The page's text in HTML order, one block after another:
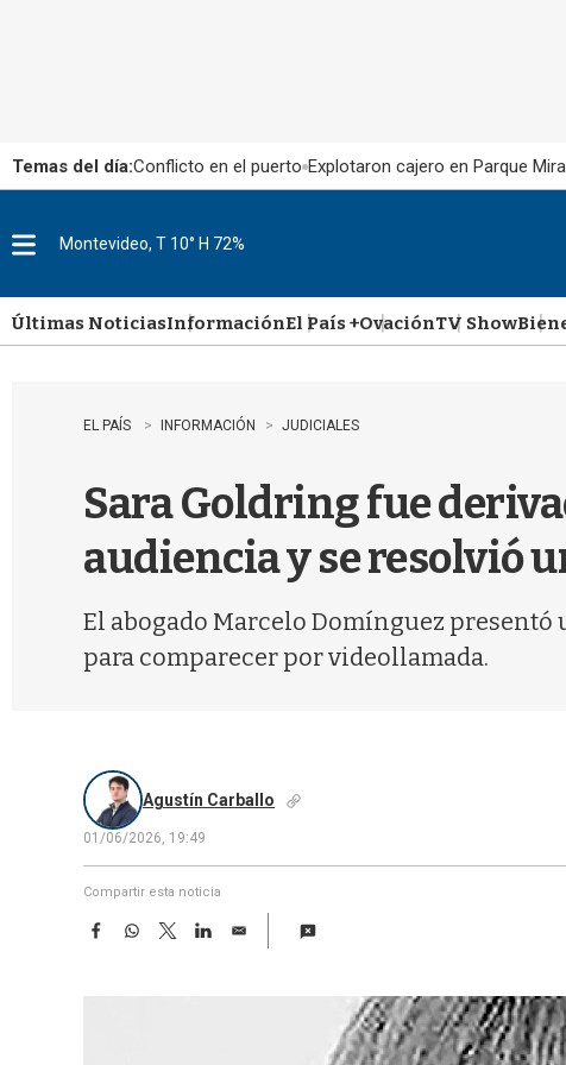
Temas del día:Conflicto en el puerto Explotaron cajero en Parque
u
Montevideo, T 10° H 72%
Últimas NoticiasInformaciónEl País +OvaciónTV Show
EL PAÍS INFORMACIÓN JUDICIALES
Sara Goldring fue
audiencia y se resolvió
El abogado Marcelo Domínguez
para comparecer por videollamada.
Agustín Carballo
01/06/2026, 19:49
Compartir esta noticia
F
W
T
w
L
E